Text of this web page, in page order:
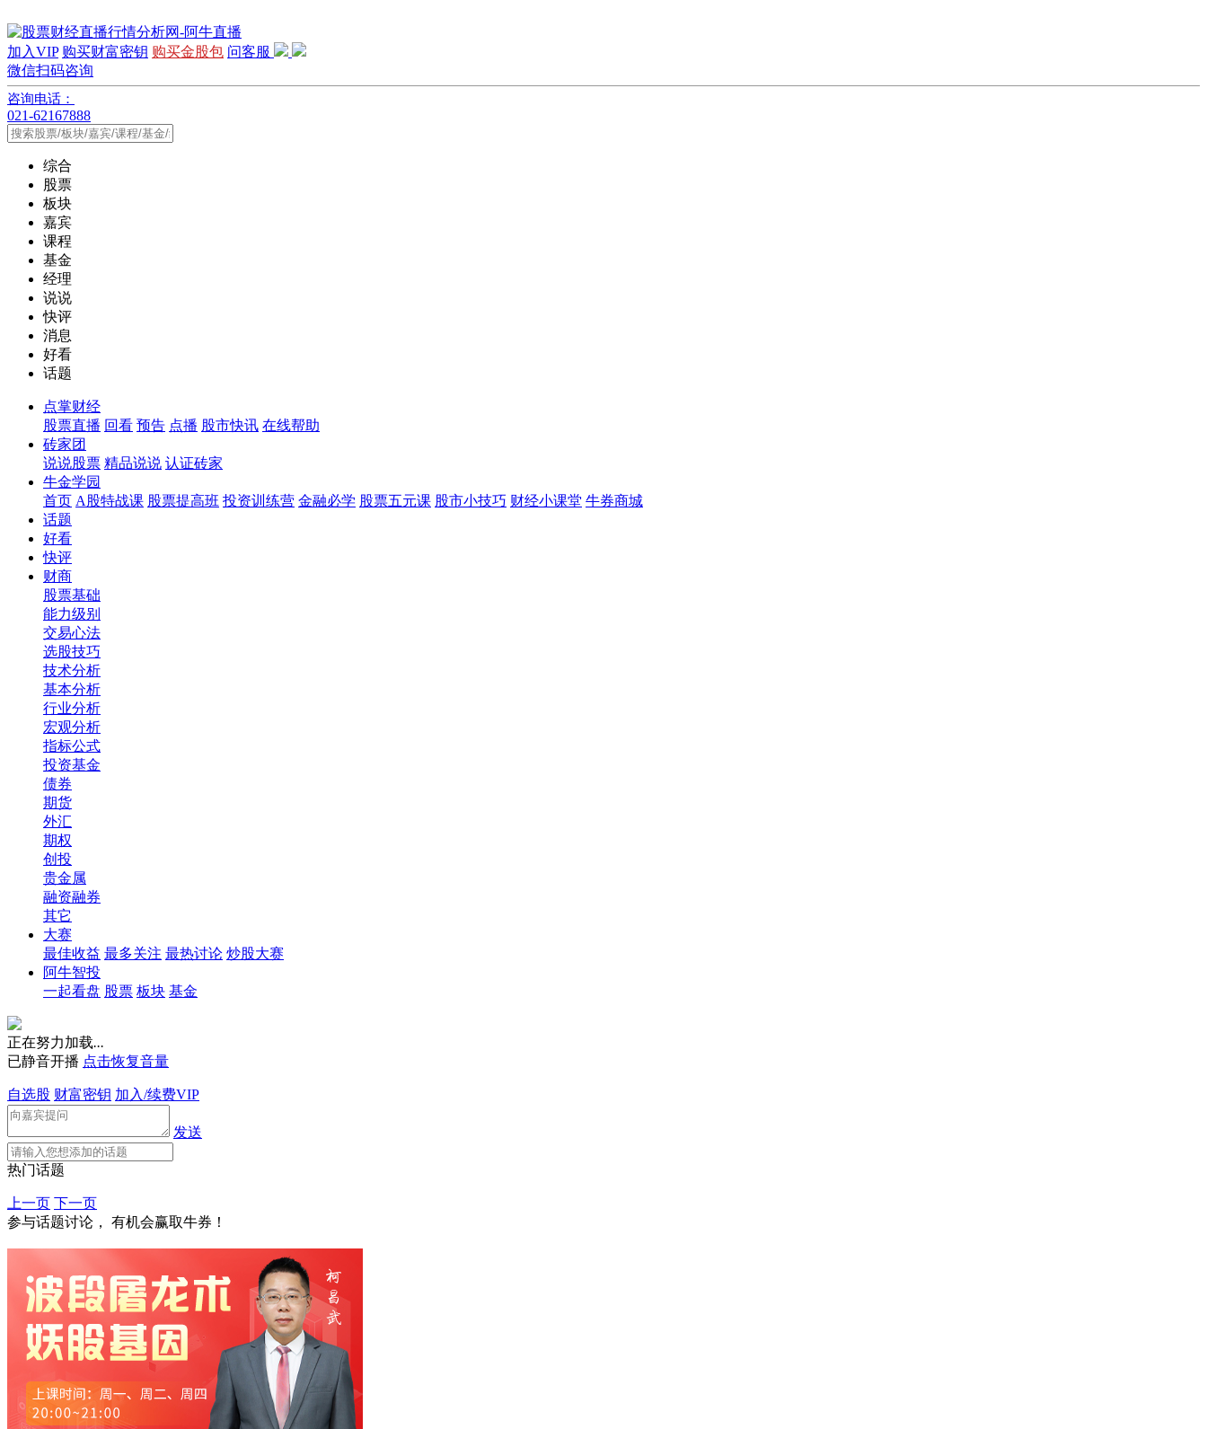
加入VIP 购买财富密钥 购买金股包 问客服
微信扫码咨询
咨询电话：
021-62167888
综合
股票
板块
嘉宾
课程
基金
经理
说说
快评
消息
好看
话题
点掌财经
股票直播 回看 预告 点播 股市快讯 在线帮助
砖家团
说说股票 精品说说 认证砖家
牛金学园
首页 A股特战课 股票提高班 投资训练营 金融必学 股票五元课 股市小技巧 财经小课堂 牛券商城
话题
好看
快评
财商
股票基础
能力级别
交易心法
选股技巧
技术分析
基本分析
行业分析
宏观分析
指标公式
投资基金
债券
期货
外汇
期权
创投
贵金属
融资融券
其它
大赛
最佳收益 最多关注 最热讨论 炒股大赛
阿牛智投
一起看盘 股票 板块 基金
正在努力加载...
已静音开播 点击恢复音量
自选股 财富密钥 加入/续费VIP
发送
热门话题
上一页 下一页
参与话题讨论， 有机会赢取牛券！